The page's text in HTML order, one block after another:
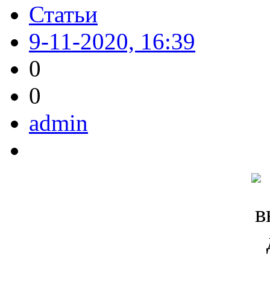
Статьи
9-11-2020, 16:39
0
0
admin